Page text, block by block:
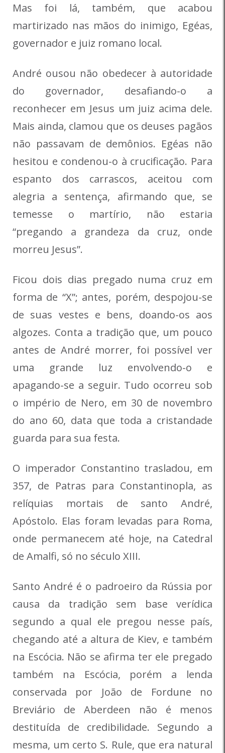
Mas foi lá, também, que acabou
martirizado nas mãos do inimigo, Egéas,
governador e juiz romano local.
André ousou não obedecer à autoridade
do governador, desafiando-o a
reconhecer em Jesus um juiz acima dele.
Mais ainda, clamou que os deuses pagãos
não passavam de demônios. Egéas não
hesitou e condenou-o à crucificação. Para
espanto dos carrascos, aceitou com
alegria a sentença, afirmando que, se
temesse o martírio, não estaria
“pregando a grandeza da cruz, onde
morreu Jesus”.
Ficou dois dias pregado numa cruz em
forma de “X”; antes, porém, despojou-se
de suas vestes e bens, doando-os aos
algozes. Conta a tradição que, um pouco
antes de André morrer, foi possível ver
uma grande luz envolvendo-o e
apagando-se a seguir. Tudo ocorreu sob
o império de Nero, em 30 de novembro
do ano 60, data que toda a cristandade
guarda para sua festa.
O imperador Constantino trasladou, em
357, de Patras para Constantinopla, as
relíquias mortais de santo André,
Apóstolo. Elas foram levadas para Roma,
onde permanecem até hoje, na Catedral
de Amalfi, só no século XIII.
Santo André é o padroeiro da Rússia por
causa da tradição sem base verídica
segundo a qual ele pregou nesse país,
chegando até a altura de Kiev, e também
na Escócia. Não se afirma ter ele pregado
também na Escócia, porém a lenda
conservada por João de Fordune no
Breviário de Aberdeen não é menos
destituída de credibilidade. Segundo a
mesma, um certo S. Rule, que era natural